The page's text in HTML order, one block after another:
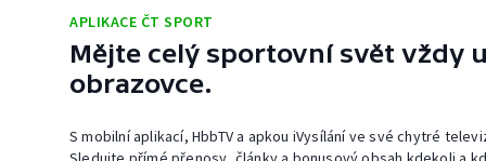
APLIKACE ČT SPORT
Mějte celý sportovní svět vždy
obrazovce.
S mobilní aplikací, HbbTV a apkou iVysílání ve své chytré